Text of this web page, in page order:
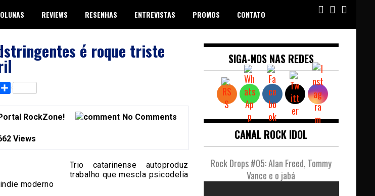
REVIEWS RESENHAS ENTREVISTAS PROMOS CONTATO
é roque triste
Share
RockZone! No Comments
Views
Trio catarinense autoproduz
trabalho que mescla psicodelia
moderno
SIGA-NOS NAS REDES
CANAL ROCK IDOL
Rock Drops #05: Alan Freed, Tommy
Vance e o jabá